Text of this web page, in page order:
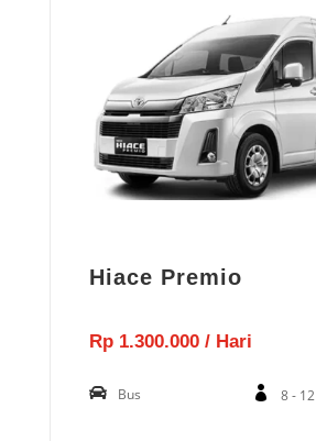
Hiace Premio
Rp 1.300.000 / Hari
Bus 8 - 12